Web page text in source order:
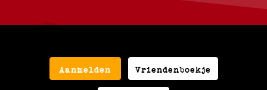
Aanmelden Vriendenboekje